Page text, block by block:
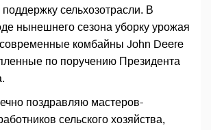
сельхозотрасли. В
нынешнего сезона уборку урожая
комбайны John Deere
по поручению Президента
поздравляю мастеров-
сельского хозяйства,